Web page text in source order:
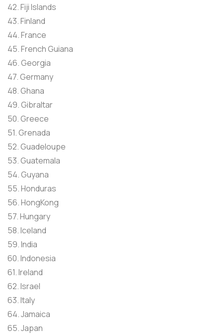
42. Fiji Islands
43. Finland
44. France
45. French Guiana
46. Georgia
47. Germany
48. Ghana
49. Gibraltar
50. Greece
51. Grenada
52. Guadeloupe
53. Guatemala
54. Guyana
55. Honduras
56. HongKong
57. Hungary
58. Iceland
59. India
60. Indonesia
61. Ireland
62. Israel
63. Italy
64. Jamaica
65. Japan